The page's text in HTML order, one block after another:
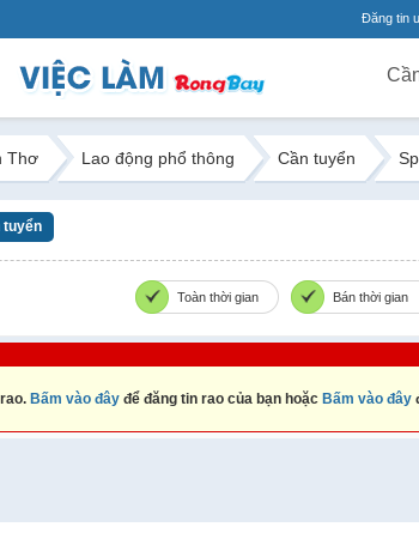
Đăng tin
Thơ Lao động phổ thông Cần tuyển
tuyển
Toàn thời gian Bán thời gian
Bấm vào đây để đăng tin rao của bạn hoặc Bấm vào đây